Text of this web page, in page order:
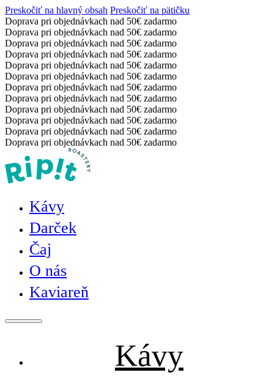
Preskočiť na hlavný obsah Preskočiť na pätičku
Doprava pri objednávkach nad 50€ zadarmo
Doprava pri objednávkach nad 50€ zadarmo
Doprava pri objednávkach nad 50€ zadarmo
Doprava pri objednávkach nad 50€ zadarmo
Doprava pri objednávkach nad 50€ zadarmo
Doprava pri objednávkach nad 50€ zadarmo
Doprava pri objednávkach nad 50€ zadarmo
Doprava pri objednávkach nad 50€ zadarmo
Doprava pri objednávkach nad 50€ zadarmo
Doprava pri objednávkach nad 50€ zadarmo
Doprava pri objednávkach nad 50€ zadarmo
Doprava pri objednávkach nad 50€ zadarmo
Kávy
Darček
Čaj
O nás
Kaviareň
Kávy